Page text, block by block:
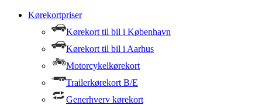
Kørekortpriser
Kørekort til bil i København
Kørekort til bil i Aarhus
Motorcykelkørekort
Trailerkørekort B/E
Generhverv kørekort